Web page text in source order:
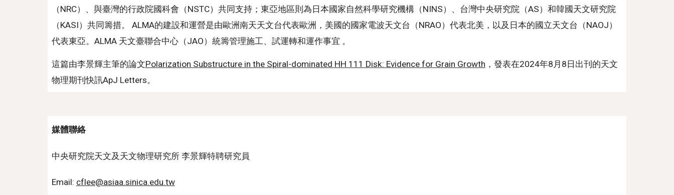
（NRC）、與臺灣的行政院國科會（NSTC）共同支持；東亞地區則為日本國家自然科學研究機構（NINS）、台灣中央研究院（AS）和韓國天文研究院
（KASI）共同籌措。 ALMA的建設和運營是由歐洲南天天文台代表歐洲，美國的國家電波天文台（NRAO）代表北美，以及日本的國立天文台（NAOJ）
代表東亞。ALMA 天文臺聯合中心（JAO）統籌管理施工、試運轉和運作事宜 。
這篇由李景輝主筆的論文Polarization Substructure in the Spiral-dominated HH 111 Disk: Evidence for Grain Growth ，發表在2024年8月8日出刊的天文
物理期刊快訊ApJ Letters。
媒體聯絡
中央研究院天文及天文物理研究所 李景輝特聘研究員
Email: cflee@asiaa.sinica.edu.tw